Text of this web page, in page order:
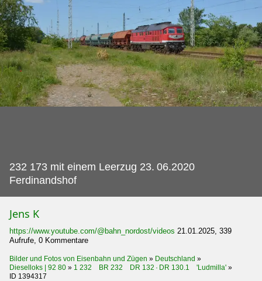
232 173 mit einem Leerzug 23. 06.2020
Ferdinandshof
Jens K
https://www.youtube.com/@bahn_nordost/videos 21.01.2025, 339
Aufrufe, 0 Kommentare
Bilder und Fotos von Eisenbahn und Zügen » Deutschland »
Dieselloks | 92 80 » 1 232 BR 232 DR 132 · DR 130.1 'Ludmilla' »
ID 1394317